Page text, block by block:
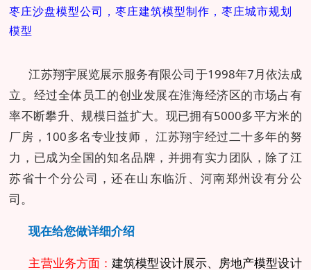
枣庄沙盘模型公司，枣庄建筑模型制作，枣庄城市规划
模型
江苏翔宇展览展示服务有限公司于1998年7月依法成
立。经过全体员工的创业发展在淮海经济区的市场占有
率不断攀升、规模日益扩大。现已拥有5000多平方米的
厂房，100多名专业技师， 江苏翔宇经过二十多年的努
力，已成为全国的知名品牌，并拥有实力团队，除了江
苏省十个分公司，还在山东临沂、河南郑州设有分公
司。
现在给您做详细介绍
主营业务方面：建筑模型设计展示、房地产模型设计